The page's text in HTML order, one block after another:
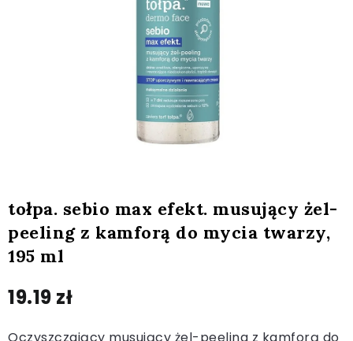
tołpa. sebio max efekt. musujący żel-
peeling z kamforą do mycia twarzy,
195 ml
19.19 zł